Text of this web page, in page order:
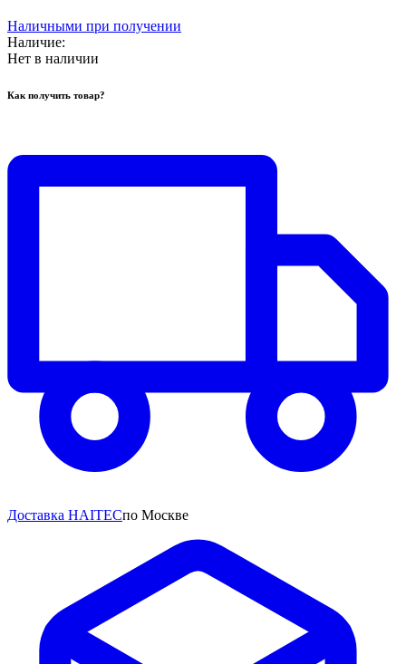
Наличными при получении
Наличие:
Нет в наличии
Как получить товар?
Доставка HAITECпо Москве